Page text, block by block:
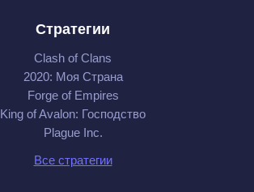
Стратегии
Clash of Clans
2020: Моя Cтрана
Forge of Empires
King of Avalon: Господство
Plague Inc.
Все стратегии